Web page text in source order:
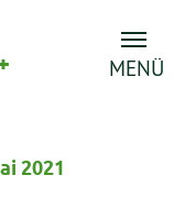
MENÜ
2021